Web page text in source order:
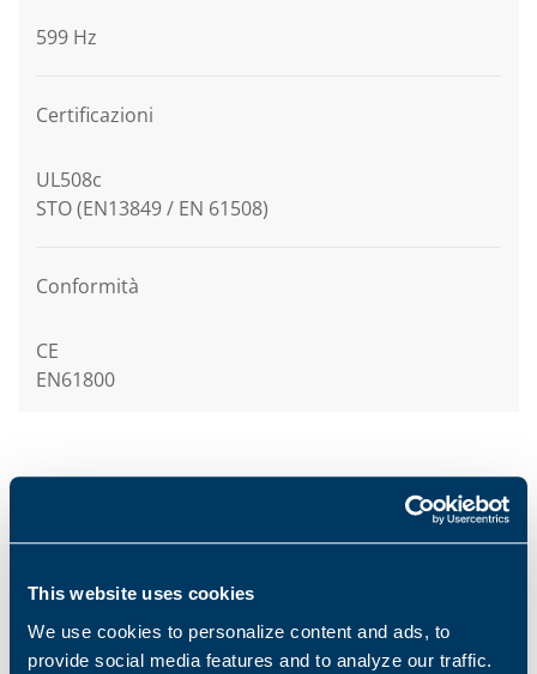
This website uses cookies
We use cookies to personalize content and ads, to
provide social media features and to analyze our traffic.
599 Hz
Certificazioni
UL508c
STO (EN13849 / EN 61508)
Conformità
CE
EN61800
Specifiche
Opzioni principali